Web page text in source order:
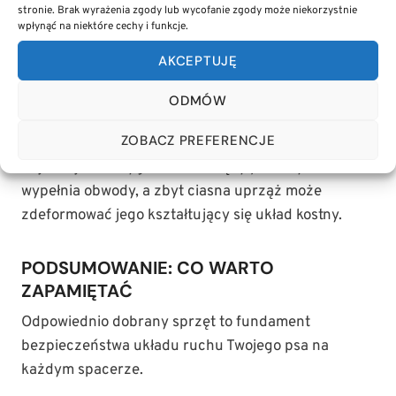
stronie. Brak wyrażenia zgody lub wycofanie zgody może niekorzystnie
wpłynąć na niektóre cechy i funkcje.
AKCEPTUJĘ
ODMÓW
ZOBACZ PREFERENCJE
mocno zabudowanych uprzęży z szerokimi
w ciągu kilku tygodni. Postaw na proste szelki typu
guard wykonane z miękkiej taśmy bez grubego
to podstawa – kontroluj luzy pod taśmami co
wypełnia obwody, a zbyt ciasna uprząż może
zdeformować jego kształtujący się układ kostny.
PODSUMOWANIE: CO WARTO
ZAPAMIĘTAĆ
Odpowiednio dobrany sprzęt to fundament
bezpieczeństwa układu ruchu Twojego psa na
każdym spacerze.